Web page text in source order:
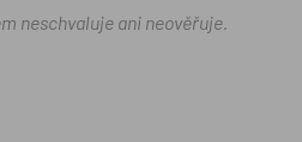
neschvaluje ani neověřuje.